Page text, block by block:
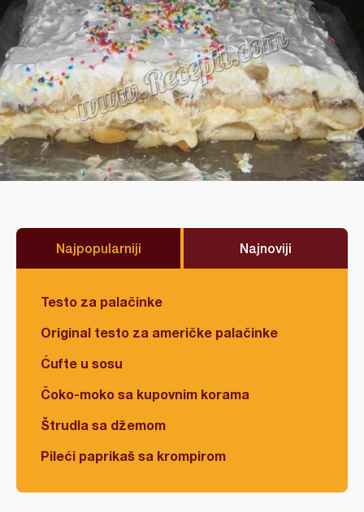
Najpopularniji Najnoviji
Testo za palačinke
Original testo za američke palačinke
Ćufte u sosu
Čoko-moko sa kupovnim korama
Štrudla sa džemom
Pileći paprikaš sa krompirom